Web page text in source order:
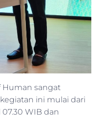
Human sangat
ini mulai dari
WIB dan